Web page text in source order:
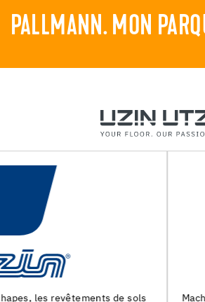
PALLMANN. MON
Machines et outils pour la preparation